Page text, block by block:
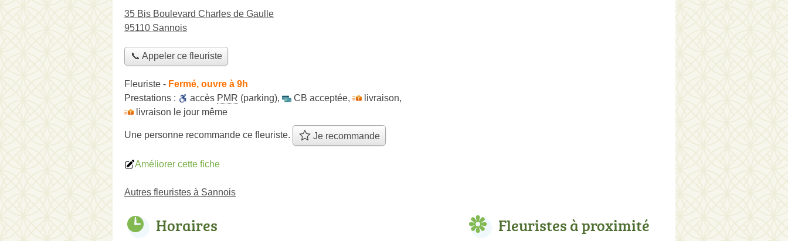
35 Bis Boulevard Charles de Gaulle
95110 Sannois
📞 Appeler ce fleuriste
Fleuriste - Fermé, ouvre à 9h
Prestations :
accès PMR (parking), CB acceptée, livraison,
livraison le jour même
Une personne recommande ce fleuriste. Je recommande
Améliorer cette fiche
Autres fleuristes à Sannois
Horaires Fleuristes à proximité